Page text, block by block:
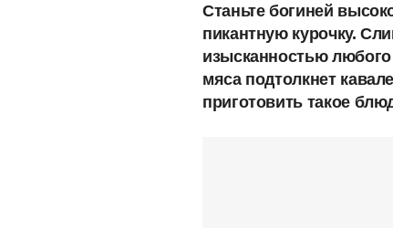
Станьте богиней
пикантную курочку.
изысканностью любого
мяса подтолкнет
приготовить такое